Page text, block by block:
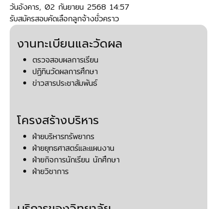
วันอังคาร, 02 กันยายน 2568 14:57
รับสมัครสอบคัดเลือกลูกจ้างชั่วคราว
งานทะเบียนและวัดผล
ตรวจสอบผลการเรียน
ปฏิทินวัดผลการศึกษา
ข่าวสารประชาสัมพันธ์
โครงสร้างบริหาร
ฝ่ายบริหารทรัพยากร
ฝ่ายยุทธศาสตร์และแผนงาน
ฝ่ายกิจการนักเรียน นักศึกษา
ฝ่ายวิชาการ